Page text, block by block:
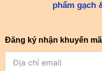
phẩm gạch
Đăng ký nhận khuyến